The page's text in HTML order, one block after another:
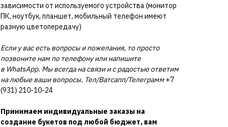
зависимости от используемого устройства (монитор
ПК, ноутбук, планшет, мобильный телефон имеют
разную цветопередачу)
Если у вас есть вопросы и пожелания, то просто
позвоните нам по телефону или напишите
в WhatsApp. Мы всегда на связи и с радостью ответим
на любые ваши вопросы. Тел/Ватсапп/Телеграмм+7
(931) 210-10-24
Принимаем индивидуальные заказы на
создание букетов под любой бюджет, вам